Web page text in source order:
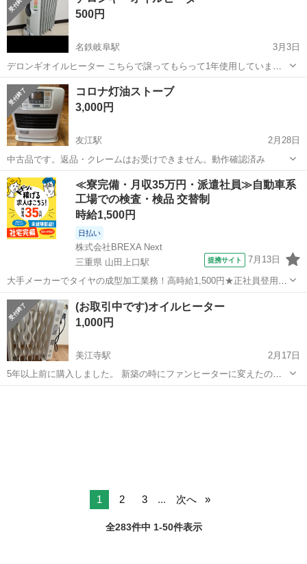
500円
名鉄岐阜駅
3月3日
デロンギオイルヒーター こちらで譲ってもらって1年使用していまし
た。
岐阜 岐阜市 名鉄岐阜駅 季節、空調家電
コロナ灯油ストーブ
3,000円
友江駅
2月28日
中古品です。返品・クレームはお受けできません。動作確認済み
岐阜 大垣市 友江駅 季節、空調家電 コロナ
≪寮完備・月収35万円・派遣社員≫自動車系
工場での検査・検品 交替制
時給1,500円
日払い
株式会社BREXA Next
三重県 山田上口駅
提携サイト 7月13日
大手メーカーでタイヤの成型加工業務！高時給1,500円★正社員登用制
度あり！ワンルーム寮完備！マイカー通勤OK！無料駐車場あり！《三
重県伊勢市》 人気の工場のお仕事 ◇タイヤの製造◇ トラック・バ
ス・RV車用を中心とした...
三重 伊勢市 山田上口駅 その他
(お取引中です)オイルヒーター
1,000円
美江寺駅
2月17日
5年以上前に購入しました。 新築の時にファンヒーターに変えたので
今は使っていません。 部屋が乾燥しないし火傷や火事の心配もなくて
1 2 3 ... 次へ
全283件中 1-50件表示